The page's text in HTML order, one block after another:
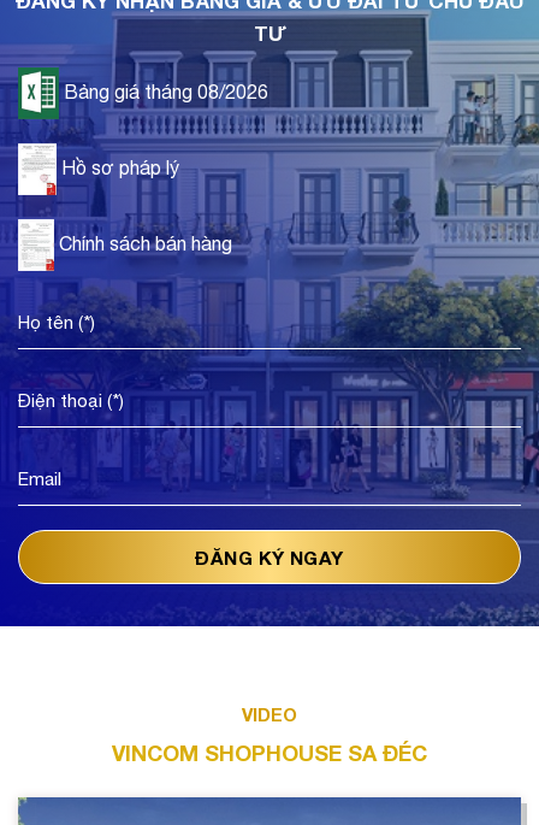
TƯ
Bảng giá tháng 08/2026
Hồ sơ pháp lý
Chính sách bán hàng
VIDEO
VINCOM SHOPHOUSE SA ĐÉC